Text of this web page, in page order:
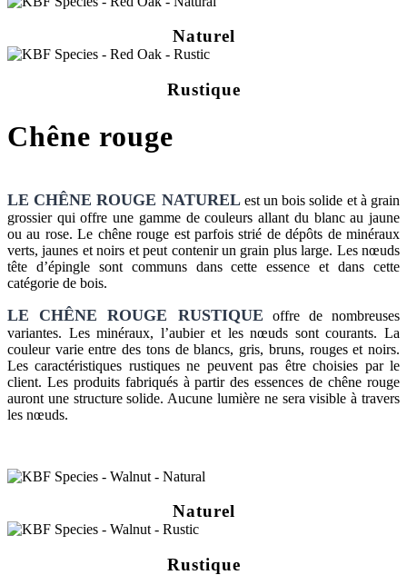
Naturel
Rustique
Chêne rouge
LE CHÊNE ROUGE NATURELest un bois solide et à grain
grossier qui offre une gamme de couleurs allant du blanc au jaune
ou au rose. Le chêne rouge est parfois strié de dépôts de minéraux
verts, jaunes et noirs et peut contenir un grain plus large. Les nœuds
tête d’épingle sont communs dans cette essence et dans cette
catégorie de bois.
LE CHÊNE ROUGE RUSTIQUE offre de nombreuses
variantes. Les minéraux, l’aubier et les nœuds sont courants. La
couleur varie entre des tons de blancs, gris, bruns, rouges et noirs.
Les caractéristiques rustiques ne peuvent pas être choisies par le
client. Les produits fabriqués à partir des essences de chêne rouge
auront une structure solide. Aucune lumière ne sera visible à travers
les nœuds.
Naturel
Rustique